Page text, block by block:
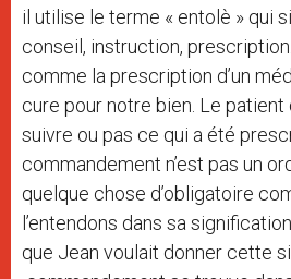
il utilise le terme « entolè » qui
conseil, instruction, prescription.
comme la prescription d’un
cure pour notre bien. Le
suivre ou pas ce qui a été
commandement n’est pas un
quelque chose d’obligatoire
l’entendons dans sa
que Jean voulait donner cette